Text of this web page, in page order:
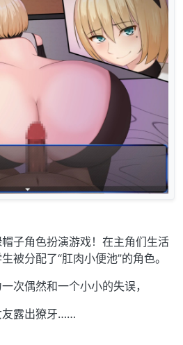
子角色扮演游戏！在主角们生活
被分配了“肛肉小便池”的角色。
次偶然和一个小小的失误，
友露出獠牙……